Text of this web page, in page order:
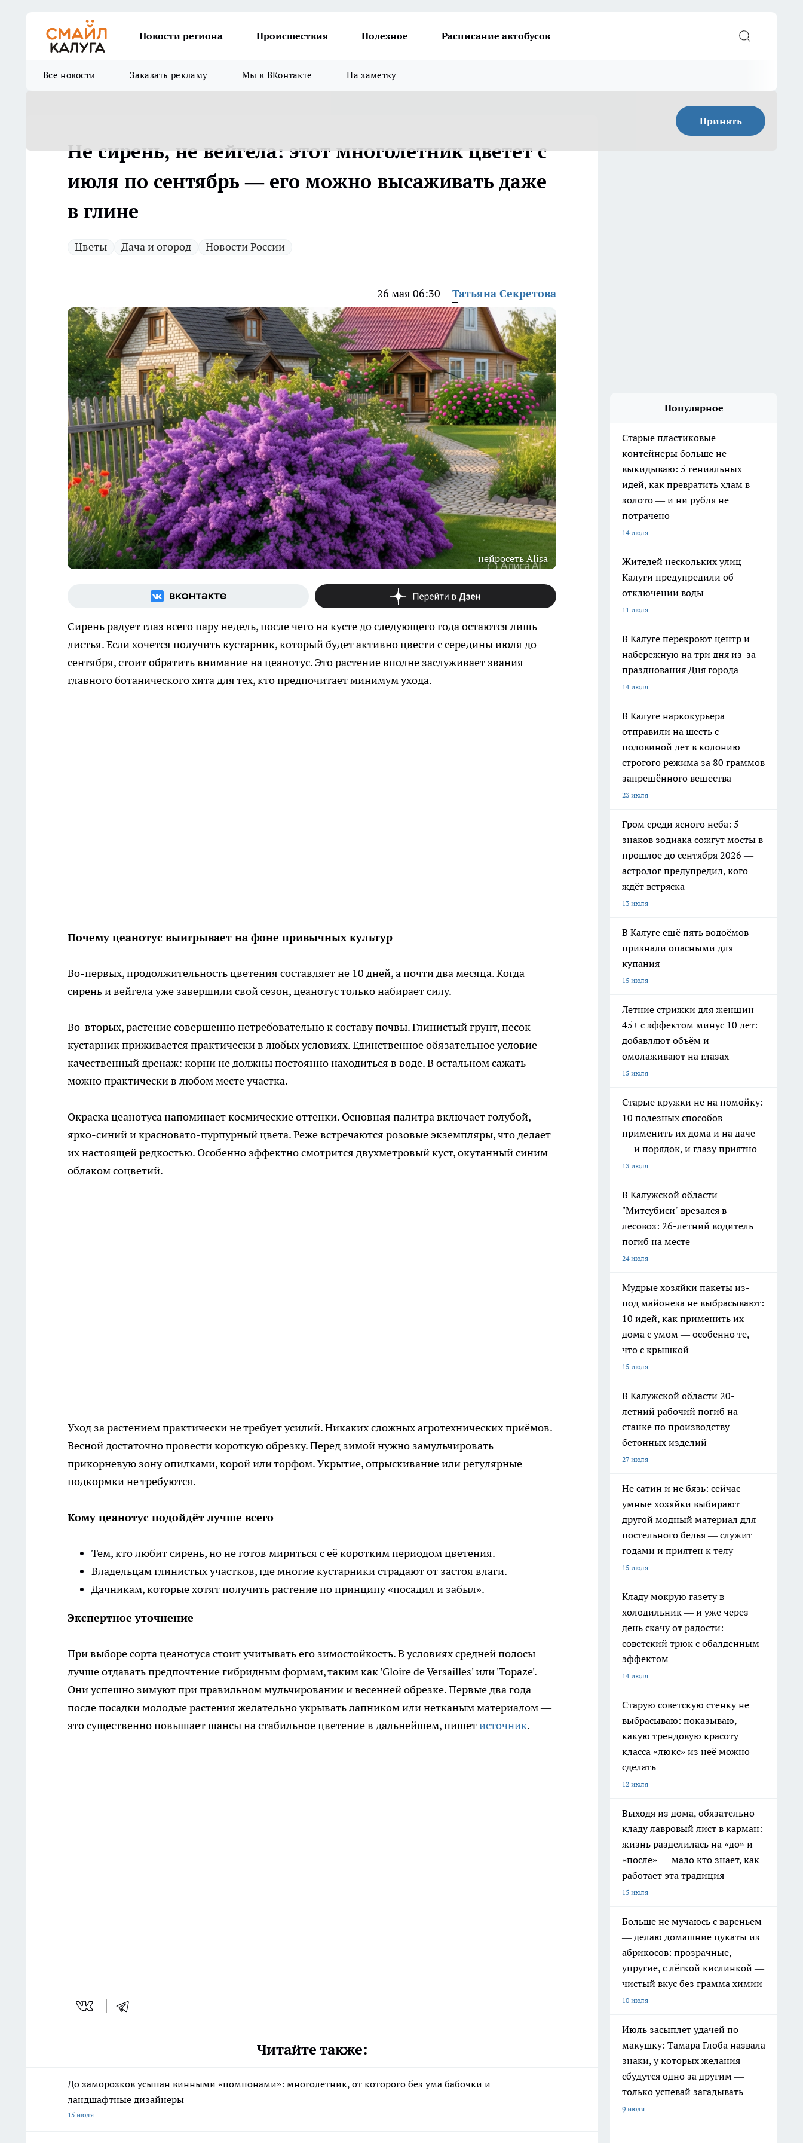
Новости региона Происшествия Полезное Расписание автобусов
Все новости Заказать рекламу Мы в ВКонтакте На заметку
Принять
Не сирень, не вейгела: этот многолетник цветет с
июля по сентябрь — его можно высаживать даже
в глине
Цветы Дача и огород Новости России
26 мая 06:30 Татьяна Секретова
нейросеть Alisa
Сирень радует глаз всего пару недель, после чего на кусте до следующего года остаются лишь
листья. Если хочется получить кустарник, который будет активно цвести с середины июля до
сентября, стоит обратить внимание на цеанотус. Это растение вполне заслуживает звания
главного ботанического хита для тех, кто предпочитает минимум ухода.
Почему цеанотус выигрывает на фоне привычных культур
Во-первых, продолжительность цветения составляет не 10 дней, а почти два месяца. Когда
сирень и вейгела уже завершили свой сезон, цеанотус только набирает силу.
Во-вторых, растение совершенно нетребовательно к составу почвы. Глинистый грунт, песок —
кустарник приживается практически в любых условиях. Единственное обязательное условие —
качественный дренаж: корни не должны постоянно находиться в воде. В остальном сажать
можно практически в любом месте участка.
Окраска цеанотуса напоминает космические оттенки. Основная палитра включает голубой,
ярко-синий и красновато-пурпурный цвета. Реже встречаются розовые экземпляры, что делает
их настоящей редкостью. Особенно эффектно смотрится двухметровый куст, окутанный синим
облаком соцветий.
Уход за растением практически не требует усилий. Никаких сложных агротехнических приёмов.
Весной достаточно провести короткую обрезку. Перед зимой нужно замульчировать
прикорневую зону опилками, корой или торфом. Укрытие, опрыскивание или регулярные
подкормки не требуются.
Кому цеанотус подойдёт лучше всего
Тем, кто любит сирень, но не готов мириться с её коротким периодом цветения.
Владельцам глинистых участков, где многие кустарники страдают от застоя влаги.
Дачникам, которые хотят получить растение по принципу «посадил и забыл».
Экспертное уточнение
При выборе сорта цеанотуса стоит учитывать его зимостойкость. В условиях средней полосы
лучше отдавать предпочтение гибридным формам, таким как 'Gloire de Versailles' или 'Topaze'.
Они успешно зимуют при правильном мульчировании и весенней обрезке. Первые два года
после посадки молодые растения желательно укрывать лапником или нетканым материалом —
это существенно повышает шансы на стабильное цветение в дальнейшем, пишетисточник.
Читайте также:
До заморозков усыпан винными «помпонами»: многолетник, от которого без ума бабочки и
ландшафтные дизайнеры
15 июля
Популярное
Старые пластиковые
контейнеры больше не
выкидываю: 5 гениальных
идей, как превратить хлам в
золото — и ни рубля не
потрачено
14 июля
Жителей нескольких улиц
Калуги предупредили об
отключении воды
11 июля
В Калуге перекроют центр и
набережную на три дня из-за
празднования Дня города
14 июля
В Калуге наркокурьера
отправили на шесть с
половиной лет в колонию
строгого режима за 80 граммов
запрещённого вещества
23 июля
Гром среди ясного неба: 5
знаков зодиака сожгут мосты в
прошлое до сентября 2026 —
астролог предупредил, кого
ждёт встряска
13 июля
В Калуге ещё пять водоёмов
признали опасными для
купания
15 июля
Летние стрижки для женщин
45+ с эффектом минус 10 лет:
добавляют объём и
омолаживают на глазах
15 июля
Старые кружки не на помойку:
10 полезных способов
применить их дома и на даче
— и порядок, и глазу приятно
13 июля
В Калужской области
"Митсубиси" врезался в
лесовоз: 26-летний водитель
погиб на месте
24 июля
Мудрые хозяйки пакеты из-
под майонеза не выбрасывают:
10 идей, как применить их
дома с умом — особенно те,
что с крышкой
15 июля
В Калужской области 20-
летний рабочий погиб на
станке по производству
бетонных изделий
27 июля
Не сатин и не бязь: сейчас
умные хозяйки выбирают
другой модный материал для
постельного белья — служит
годами и приятен к телу
15 июля
Кладу мокрую газету в
холодильник — и уже через
день скачу от радости:
советский трюк с обалденным
эффектом
14 июля
Старую советскую стенку не
выбрасываю: показываю,
какую трендовую красоту
класса «люкс» из неё можно
сделать
12 июля
Выходя из дома, обязательно
кладу лавровый лист в карман:
жизнь разделилась на «до» и
«после» — мало кто знает, как
работает эта традиция
15 июля
Больше не мучаюсь с вареньем
— делаю домашние цукаты из
абрикосов: прозрачные,
упругие, с лёгкой кислинкой —
чистый вкус без грамма химии
10 июля
Июль засыплет удачей по
макушку: Тамара Глоба назвала
знаки, у которых желания
сбудутся одно за другим —
только успевай загадывать
9 июля